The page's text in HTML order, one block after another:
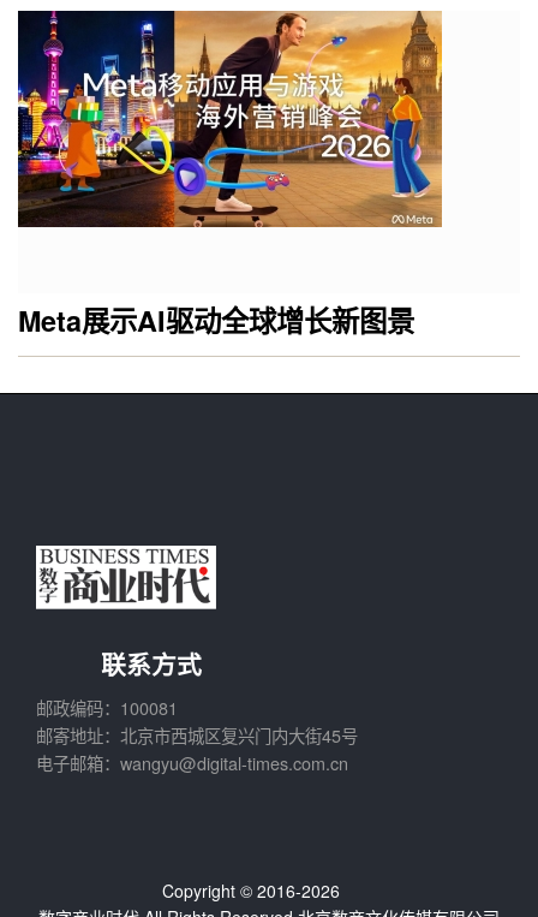
Meta展示AI驱动全球增长新图景
联系方式
邮政编码：100081
邮寄地址：北京市西城区复兴门内大街45号
电子邮箱：wangyu@digital-times.com.cn
Copyright © 2016-2026